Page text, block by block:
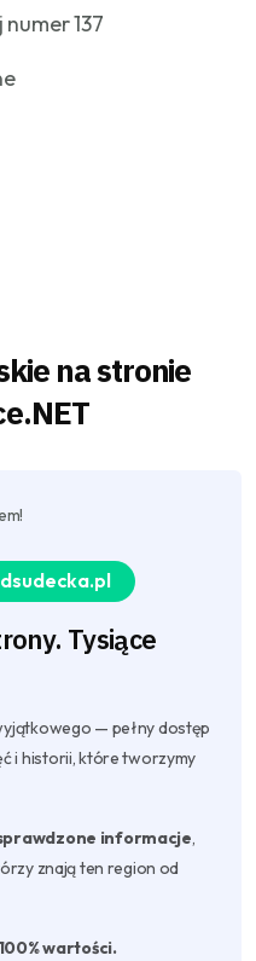
137
na stronie
Tysiące
— pełny dostęp
i historii, które tworzymy
informacje,
znają ten region od
wartości.